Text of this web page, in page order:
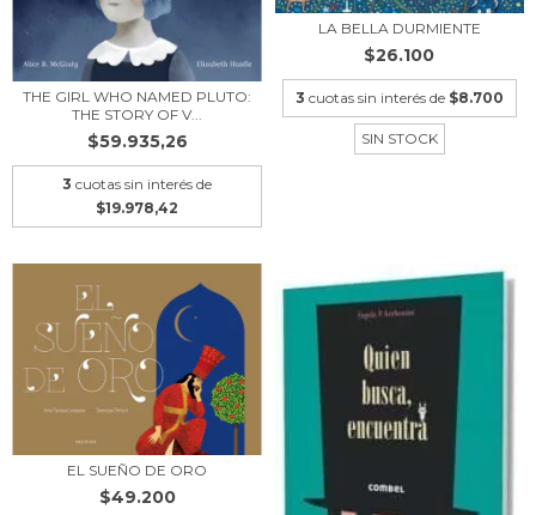
THE GIRL WHO NAMED PLUTO:
THE STORY OF V...
$59.935,26
3 cuotas sin interés de
$19.978,42
LA BELLA DURMIENTE
$26.100
3 cuotas sin interés de $8.700
SIN STOCK
EL SUEÑO DE ORO
$49.200